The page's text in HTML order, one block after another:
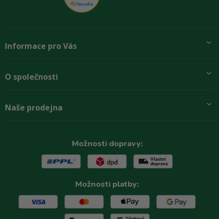
Informace pro Vás
Doprava a platby
Rady zákazníkům
O společnosti
O firmě
Naše prodejna
Možnosti dopravy:
Možnosti platby: